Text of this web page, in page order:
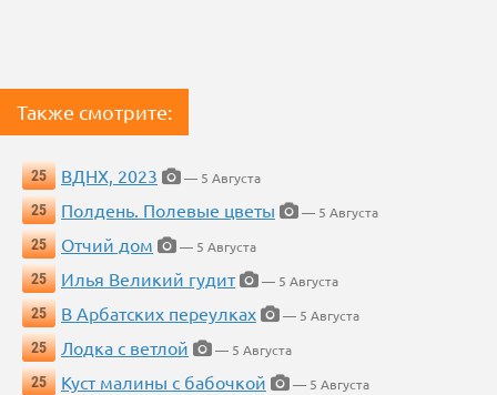
Также смотрите:
25 ВДНХ, 2023
— 5 Августа
25
Полдень. Полевые цветы
— 5 Августа
25
Отчий дом
— 5 Августа
25
Илья Великий гудит
— 5 Августа
25
В Арбатских переулках
— 5 Августа
25
Лодка с ветлой
— 5 Августа
25
Куст малины с бабочкой
— 5 Августа